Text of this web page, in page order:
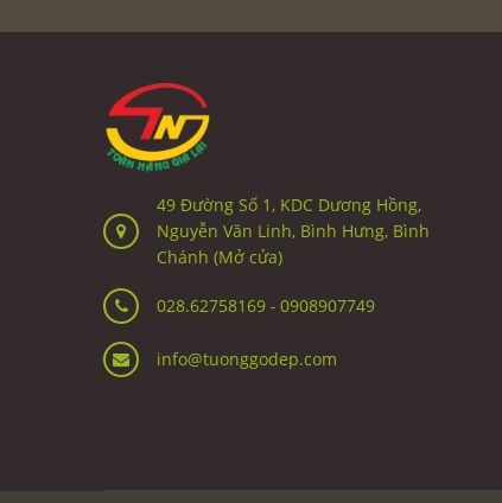
49 Đường Số 1, KDC Dương Hồng,
Nguyễn Văn Linh, Bình Hưng, Bình
Chánh (Mở cửa)
028.62758169 - 0908907749
info@tuonggodep.com